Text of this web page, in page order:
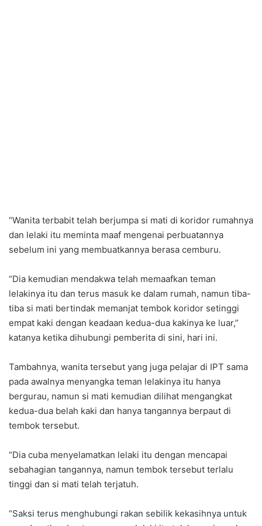
“Wanita terbabit telah berjumpa si mati di koridor rumahnya
dan lelaki itu meminta maaf mengenai perbuatannya
sebelum ini yang membuatkannya berasa cemburu.
“Dia kemudian mendakwa telah memaafkan teman
lelakinya itu dan terus masuk ke dalam rumah, namun tiba-
tiba si mati bertindak memanjat tembok koridor setinggi
empat kaki dengan keadaan kedua-dua kakinya ke luar,”
katanya ketika dihubungi pemberita di sini, hari ini.
Tambahnya, wanita tersebut yang juga pelajar di IPT sama
pada awalnya menyangka teman lelakinya itu hanya
bergurau, namun si mati kemudian dilihat mengangkat
kedua-dua belah kaki dan hanya tangannya berpaut di
tembok tersebut.
“Dia cuba menyelamatkan lelaki itu dengan mencapai
sebahagian tangannya, namun tembok tersebut terlalu
tinggi dan si mati telah terjatuh.
“Saksi terus menghubungi rakan sebilik kekasihnya untuk